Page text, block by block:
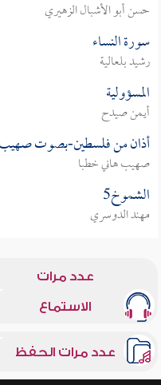
حسن أبو الأشبال الزهيري
سورة النساء
رشيد بلعالية
المسؤولية
أيمن صيدح
أذان من فلسطين-بصوت صهيب
صهيب هاني خطبا
الشموخ5
مهند الدوسري
عدد مرات
الاستماع
عدد مرات الحفظ